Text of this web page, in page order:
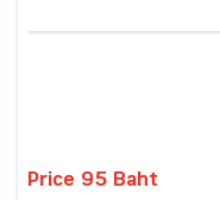
Price 95 Baht